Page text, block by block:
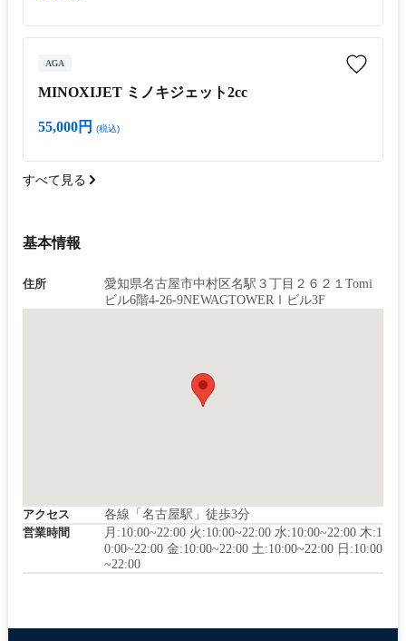
AGA
MINOXIJET ミノキジェット2cc
55,000円 (税込)
すべて見る
基本情報
住所
愛知県名古屋市中村区名駅３丁目２６２１Tomi
ビル6階4-26-9NEWAGTOWERⅠビル3F
アクセス
各線「名古屋駅」徒歩3分
営業時間
月:10:00~22:00 火:10:00~22:00 水:10:00~22:00 木:1
0:00~22:00 金:10:00~22:00 土:10:00~22:00 日:10:00
~22:00